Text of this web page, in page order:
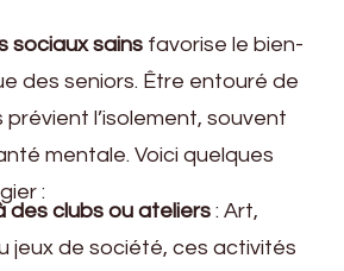
sociaux sains favorise le bien-
des seniors. Être entouré de
prévient l’isolement, souvent
mentale. Voici quelques
:
des clubs ou ateliers : Art,
jeux de société, ces activités